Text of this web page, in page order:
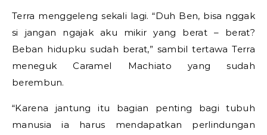
Terra menggeleng sekali lagi. “Duh Ben, bisa nggak
si jangan ngajak aku mikir yang berat – berat?
Beban hidupku sudah berat,” sambil tertawa Terra
meneguk Caramel Machiato yang sudah
berembun.
“Karena jantung itu bagian penting bagi tubuh
manusia ia harus mendapatkan perlindungan